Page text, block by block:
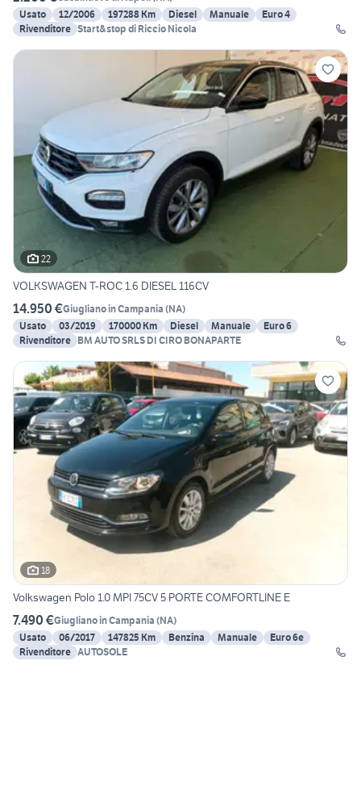
Usato
12/2006 197288 Km Diesel Manuale
Euro 4
Rivenditore Start&stop di Riccio Nicola
22
VOLKSWAGEN T-ROC 1.6 DIESEL 116CV
14.950 €Giugliano in Campania (NA)
Usato
03/2019 170000 Km Diesel Manuale
Euro 6
Rivenditore BM AUTO SRLS DI CIRO BONAPARTE
18
Volkswagen Polo 1.0 MPI 75CV 5 PORTE COMFORTLINE E
7.490 €Giugliano in Campania (NA)
Usato
06/2017 147825 Km Benzina Manuale
Euro 6e
Rivenditore AUTOSOLE